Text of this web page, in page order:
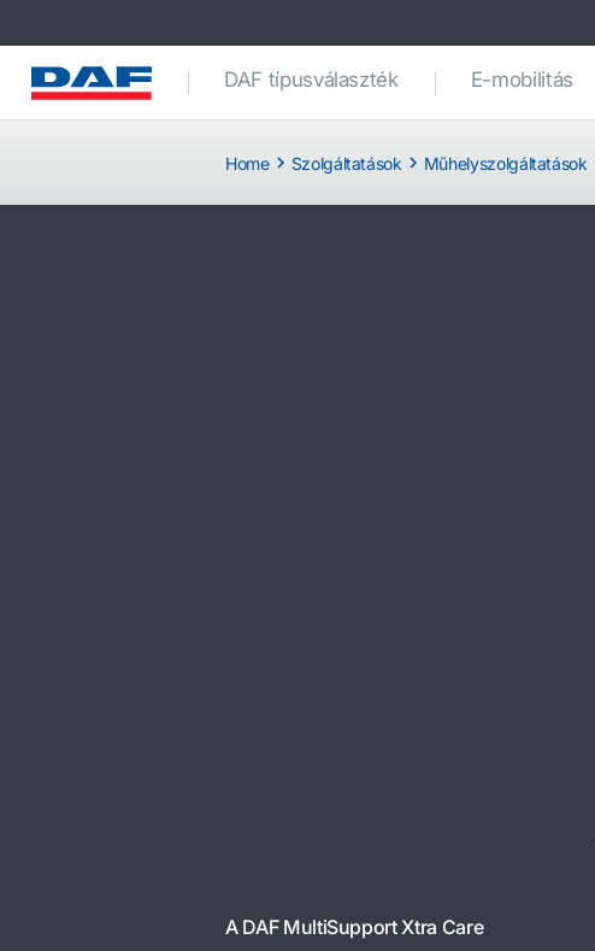
DAF típusválaszték E-mobilitás
Home Szolgáltatások Műhelyszolgáltatások
A DAF MultiSupport Xtra Care